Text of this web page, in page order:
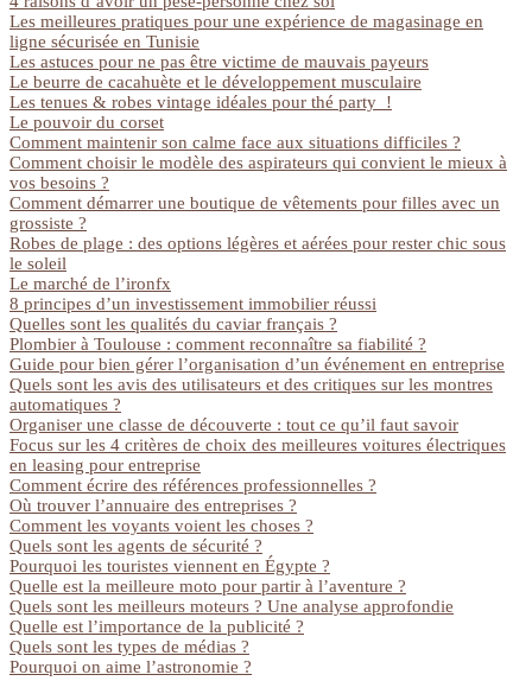
Les meilleures pratiques pour une expérience de magasinage en
ligne sécurisée en Tunisie
Les astuces pour ne pas être victime de mauvais payeurs
Le beurre de cacahuète et le développement musculaire
Les tenues & robes vintage idéales pour thé party !
Le pouvoir du corset
Comment maintenir son calme face aux situations difficiles ?
Comment choisir le modèle des aspirateurs qui convient le mieux à
vos besoins ?
Comment démarrer une boutique de vêtements pour filles avec un
grossiste ?
Robes de plage : des options légères et aérées pour rester chic sous
le soleil
Le marché de l’ironfx
8 principes d’un investissement immobilier réussi
Quelles sont les qualités du caviar français ?
Plombier à Toulouse : comment reconnaître sa fiabilité ?
Guide pour bien gérer l’organisation d’un événement en entreprise
Quels sont les avis des utilisateurs et des critiques sur les montres
automatiques ?
Organiser une classe de découverte : tout ce qu’il faut savoir
Focus sur les 4 critères de choix des meilleures voitures électriques
en leasing pour entreprise
Comment écrire des références professionnelles ?
Où trouver l’annuaire des entreprises ?
Comment les voyants voient les choses ?
Quels sont les agents de sécurité ?
Pourquoi les touristes viennent en Égypte ?
Quelle est la meilleure moto pour partir à l’aventure ?
Quels sont les meilleurs moteurs ? Une analyse approfondie
Quelle est l’importance de la publicité ?
Quels sont les types de médias ?
Pourquoi on aime l’astronomie ?